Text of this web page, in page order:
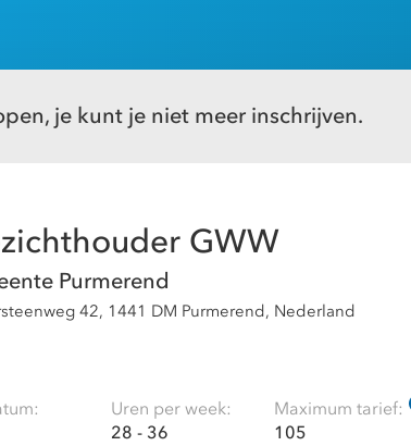
je kunt je niet meer inschrijven.
GWW
Purmerend
42, 1441 DM Purmerend, Nederland
Uren per week:
28 - 36
Maximum tarief:
105